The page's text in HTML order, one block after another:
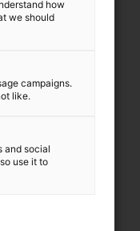
how
we should
campaigns.
like.
and social
use it to